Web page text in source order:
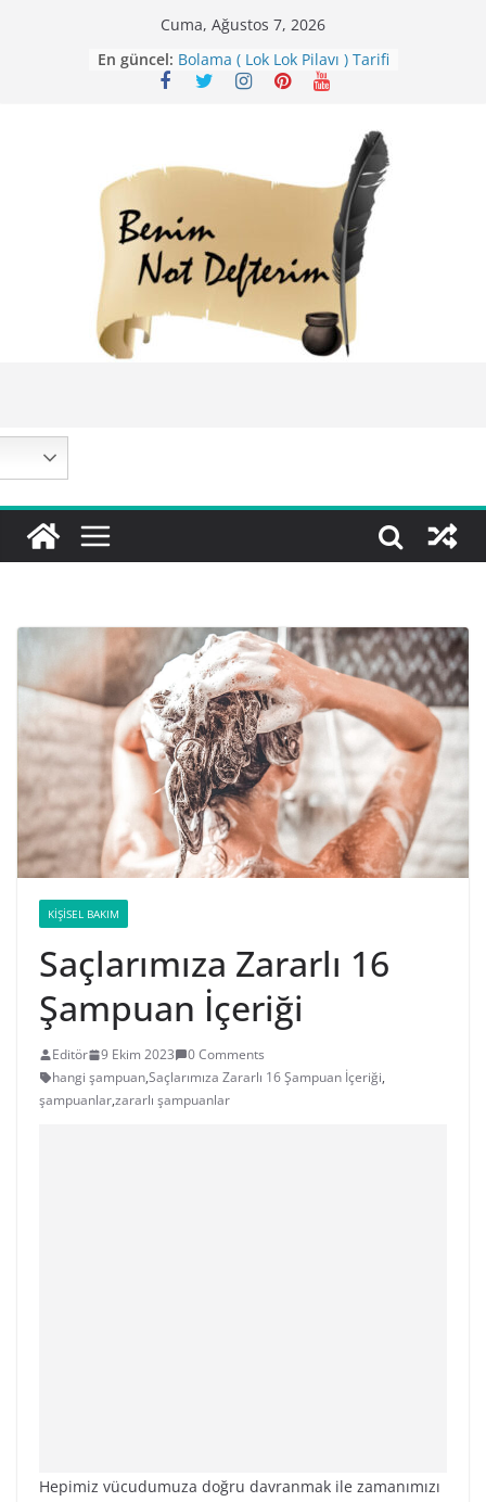
Cuma, Ağustos 7, 2026
En güncel: Karabuğday Pilavı Tarifi
Bolama ( Lok Lok Pilavı ) Tarifi
Nohutlu Pirinç Pilavı Tarifi
KIŞISEL BAKIM
Saçlarımıza Zararlı 16
Şampuan İçeriği
Editör 9 Ekim 2023
0 Comments
hangi şampuan,Saçlarımıza Zararlı 16 Şampuan İçeriği,
şampuanlar,zararlı şampuanlar
Hepimiz vücudumuza doğru davranmak ile zamanımızı